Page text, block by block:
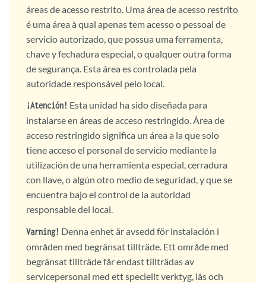
áreas de acesso restrito. Uma área de acesso restrito
é uma área à qual apenas tem acesso o pessoal de
servicio autorizado, que possua uma ferramenta,
chave y fechadura especial, o qualquer outra forma
de segurança. Esta área es controlada pela
autoridade responsável pelo local.
¡Atención! Esta unidad ha sido diseñada para
instalarse en áreas de acceso restringido. Área de
acceso restringido significa un área a la que solo
tiene acceso el personal de servicio mediante la
utilización de una herramienta especial, cerradura
con llave, o algún otro medio de seguridad, y que se
encuentra bajo el control de la autoridad
responsable del local.
Varning! Denna enhet är avsedd för instalación i
områden med begränsat tillträde. Ett område med
begränsat tillträde får endast tillträdas av
servicepersonal med ett speciellt verktyg, lås och